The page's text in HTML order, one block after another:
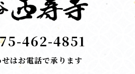
462-4851
はお電話で承ります